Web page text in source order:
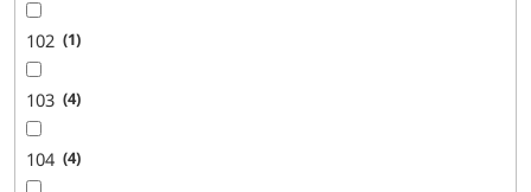
102 1
103 4
104 4